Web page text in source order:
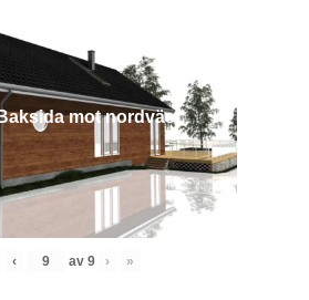
mot nordväst
‹ av 9 › »